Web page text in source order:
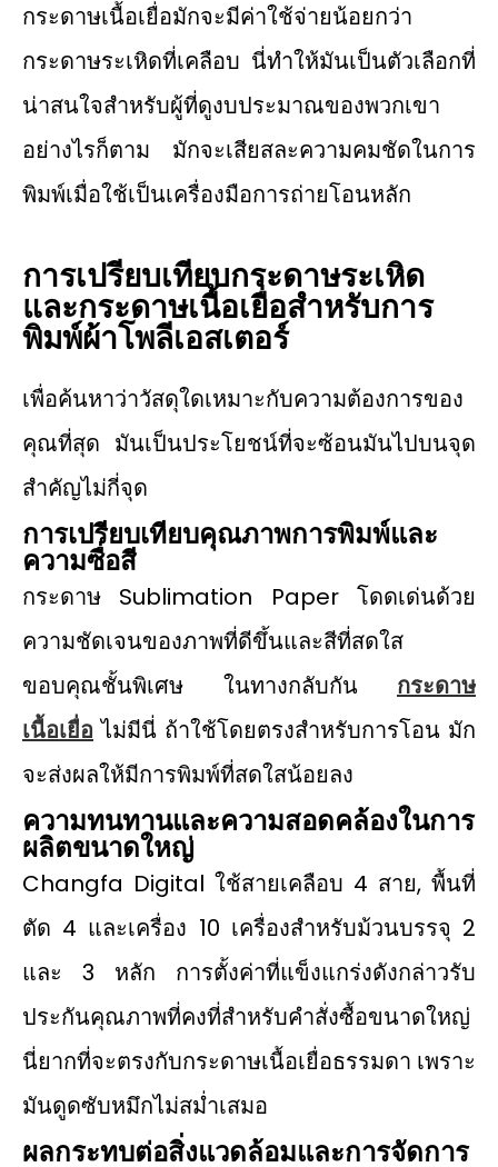
กระดาษเนื้อเยื่อมักจะมีค่าใช้จ่ายน้อยกว่า
กระดาษระเหิดที่เคลือบ นี่ทําให้มันเป็นตัวเลือกที่
น่าสนใจสําหรับผู้ที่ดูงบประมาณของพวกเขา
อย่างไรก็ตาม มักจะเสียสละความคมชัดในการ
พิมพ์เมื่อใช้เป็นเครื่องมือการถ่ายโอนหลัก
การเปรียบเทียบกระดาษระเหิด
และกระดาษเนื้อเยื่อสำหรับการ
พิมพ์ผ้าโพลีเอสเตอร์
เพื่อค้นหาว่าวัสดุใดเหมาะกับความต้องการของ
คุณที่สุด มันเป็นประโยชน์ที่จะซ้อนมันไปบนจุด
สำคัญไม่กี่จุด
การเปรียบเทียบคุณภาพการพิมพ์และ
ความซื่อสี
กระดาษ Sublimation Paper โดดเด่นด้วย
ความชัดเจนของภาพที่ดีขึ้นและสีที่สดใส
ขอบคุณชั้นพิเศษ ในทางกลับกัน กระดาษ
เนื้อเยื่อ ไม่มีนี่ ถ้าใช้โดยตรงสำหรับการโอน มัก
จะส่งผลให้มีการพิมพ์ที่สดใสน้อยลง
ความทนทานและความสอดคล้องในการ
ผลิตขนาดใหญ่
Changfa Digital ใช้สายเคลือบ 4 สาย, พื้นที่
ตัด 4 และเครื่อง 10 เครื่องสำหรับม้วนบรรจุ 2
และ 3 หลัก การตั้งค่าที่แข็งแกร่งดังกล่าวรับ
ประกันคุณภาพที่คงที่สําหรับคำสั่งซื้อขนาดใหญ่
นี่ยากที่จะตรงกับกระดาษเนื้อเยื่อธรรมดา เพราะ
มันดูดซับหมึกไม่สม่ำเสมอ
ผลกระทบต่อสิ่งแวดล้อมและการจัดการ